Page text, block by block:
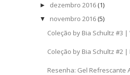
► dezembro 2016 (1)
▼ novembro 2016 (5)
Coleção by Bia Schultz #3
Coleção by Bia Schultz #2
Resenha: Gel Refrescante